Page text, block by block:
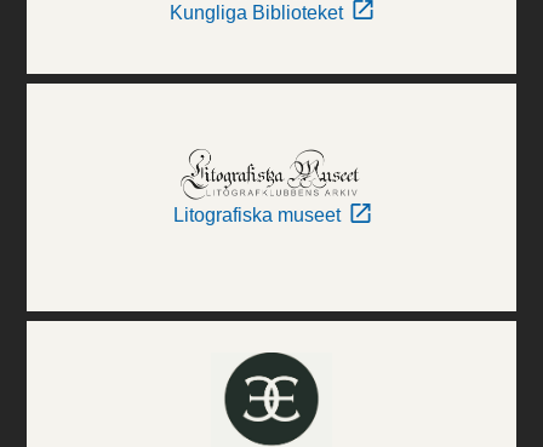
Kungliga Biblioteket
Litografiska museet